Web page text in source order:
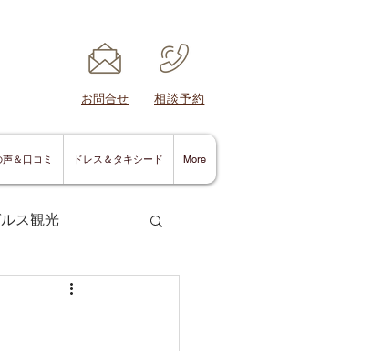
​お問合せ ​相談予約
＆口コミ ドレス＆タキシード More
ス観光